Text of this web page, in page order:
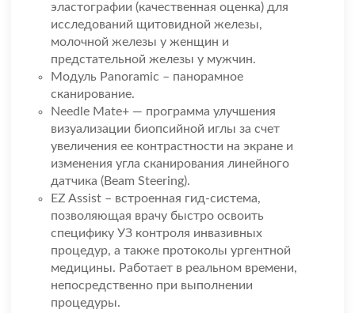
эластографии (качественная оценка) для
исследований щитовидной железы,
молочной железы у женщин и
предстательной железы у мужчин.
Модуль Panoramic – панорамное
сканирование.
Needle Mate+ — программа улучшения
визуализации биопсийной иглы за счет
увеличения ее контрастности на экране и
изменения угла сканирования линейного
датчика (Beam Steering).
EZ Assist – встроенная гид-система,
позволяющая врачу быстро освоить
специфику УЗ контроля инвазивных
процедур, а также протоколы ургентной
медицины. Работает в реальном времени,
непосредственно при выполнении
процедуры.